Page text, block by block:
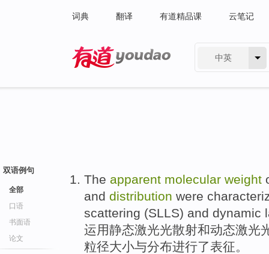
词典 翻译 有道精品课 云笔记
中英
双语例句
全部
口语
书面语
论文
The apparent molecular weight
and distribution were
scattering (SLLS) and dynamic
运用静态激光光散射和动态激光
粒径大小与分布进行了表征。